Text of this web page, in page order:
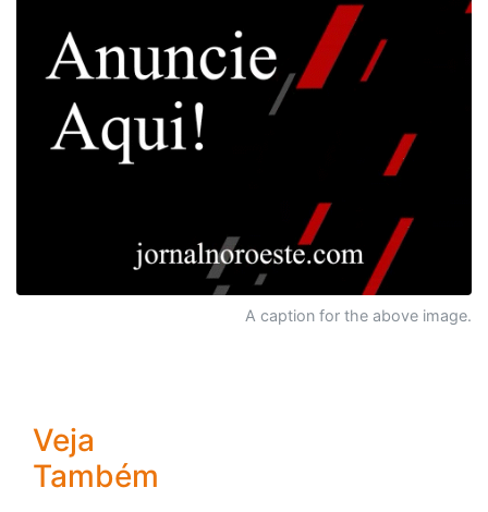
A caption for the above image.
Veja
Também